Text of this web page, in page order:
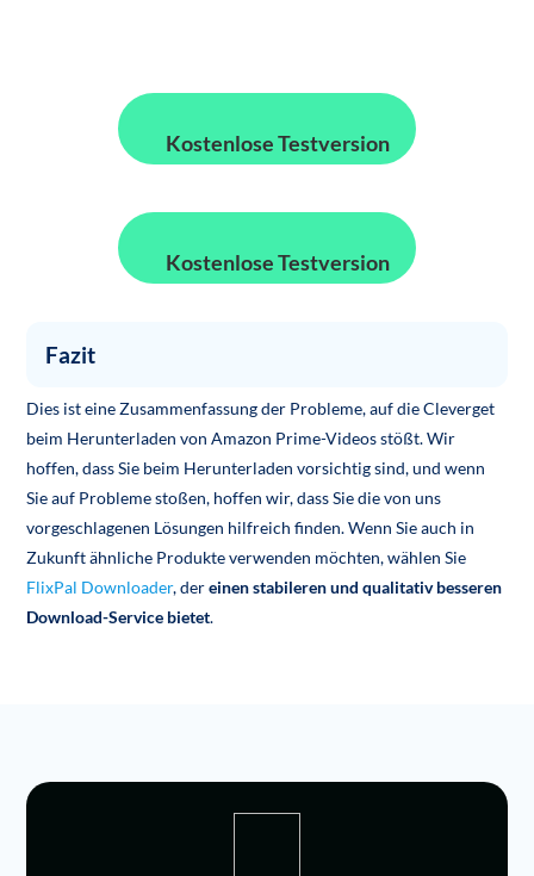
Kostenlose Testversion
Kostenlose Testversion
Fazit
Dies ist eine Zusammenfassung der Probleme, auf die Cleverget
beim Herunterladen von Amazon Prime-Videos stößt. Wir
hoffen, dass Sie beim Herunterladen vorsichtig sind, und wenn
Sie auf Probleme stoßen, hoffen wir, dass Sie die von uns
vorgeschlagenen Lösungen hilfreich finden. Wenn Sie auch in
Zukunft ähnliche Produkte verwenden möchten, wählen Sie
FlixPal Downloader, dereinen stabileren und qualitativ besseren
Download-Service bietet.